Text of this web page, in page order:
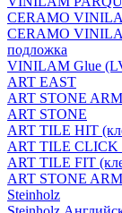
CERAMO
CERAMO
подложка
VINILAM Glue
ART EAST
ART STONE
ART STONE
ART TILE HIT
ART TILE CLICK
ART TILE FIT
ART STONE
Steinholz